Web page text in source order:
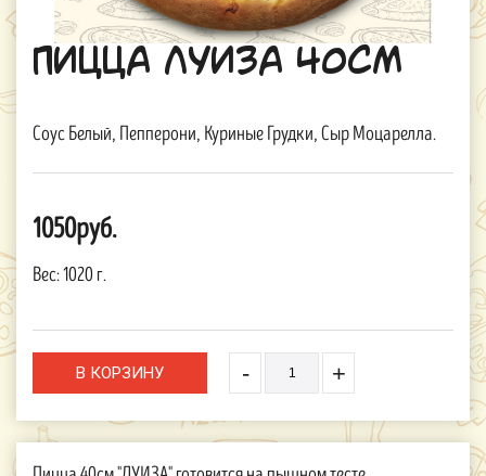
Пицца Луиза 40см
Соус Белый, Пепперони, Куриные Грудки, Сыр Моцарелла.
1050руб.
Вес:1020 г.
- +